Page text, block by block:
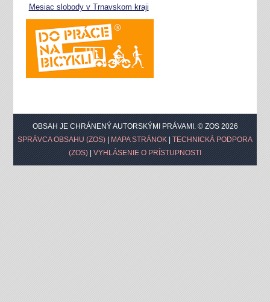
Mesiac slobody v Trnavskom kraji
OBSAH JE CHRÁNENÝ AUTORSKÝMI PRÁVAMI. © ZOS 2026
SPRÁVCA OBSAHU (ZOS)
MAPA STRÁNOK
TECHNICKÁ PODPORA
(ZOS)
VYHLÁSENIE O PRÍSTUPNOSTI